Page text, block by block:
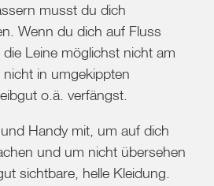
musst du dich
Wenn du dich auf Fluss
Leine möglichst nicht am
in umgekippten
o.ä. verfängst.
Handy mit, um auf dich
und um nicht übersehen
sichtbare, helle Kleidung.